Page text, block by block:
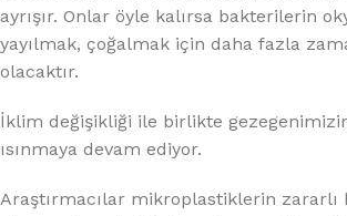
ayrışır. Onlar öyle kalırsa bakterilerin
yayılmak, çoğalmak için daha fazla
olacaktır.
İklim değişikliği ile birlikte
ısınmaya devam ediyor.
Araştırmacılar mikroplastiklerin zararlı